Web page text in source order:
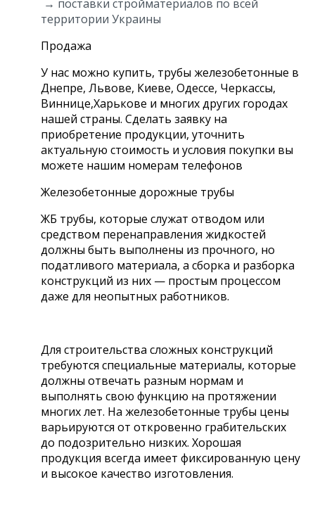
→ поставки стройматериалов по всей
территории Украины
Продажа
У нас можно купить, трубы железобетонные в
Днепре, Львове, Киеве, Одессе, Черкассы,
Виннице,Харькове и многих других городах
нашей страны. Сделать заявку на
приобретение продукции, уточнить
актуальную стоимость и условия покупки вы
можете нашим номерам телефонов
Железобетонные дорожные трубы
ЖБ трубы, которые служат отводом или
средством перенаправления жидкостей
должны быть выполнены из прочного, но
податливого материала, а сборка и разборка
конструкций из них — простым процессом
даже для неопытных работников.
Для строительства сложных конструкций
требуются специальные материалы, которые
должны отвечать разным нормам и
выполнять свою функцию на протяжении
многих лет. На железобетонные трубы цены
варьируются от откровенно грабительских
до подозрительно низких. Хорошая
продукция всегда имеет фиксированную цену
и высокое качество изготовления.